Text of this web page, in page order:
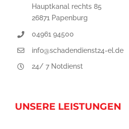
Hauptkanal rechts 85
26871 Papenburg
04961 94500
info@schadendienst24-el.de
24/ 7 Notdienst
UNSERE LEISTUNGEN